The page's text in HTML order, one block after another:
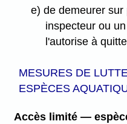
e) de demeurer sur
inspecteur ou
l'autorise à
MESURES DE
ESPÈCES
Accès limité —